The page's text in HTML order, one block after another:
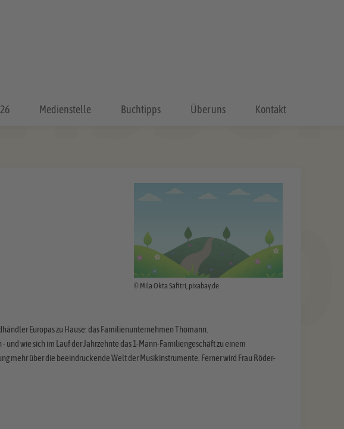
Medienstelle Buchtipps Über uns Kontakt
© Mila Okta Safitri, pixabay.de
Europas zu Hause: das Familienunternehmen Thomann.
wie sich im Lauf der Jahrzehnte das 1-Mann-Familiengeschäft zu einem
mehr über die beeindruckende Welt der Musikinstrumente. Ferner wird Frau Röder-